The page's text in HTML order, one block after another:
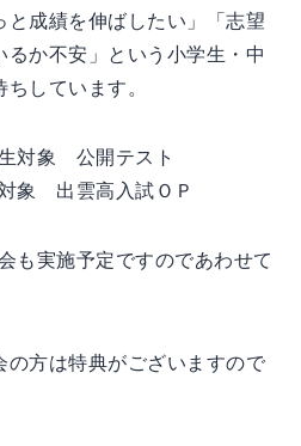
成績を伸ばしたい」「志望
か不安」という小学生・中
しています。
対象 公開テスト
象 出雲高入試ＯＰ
も実施予定ですのであわせて
方は特典がございますので